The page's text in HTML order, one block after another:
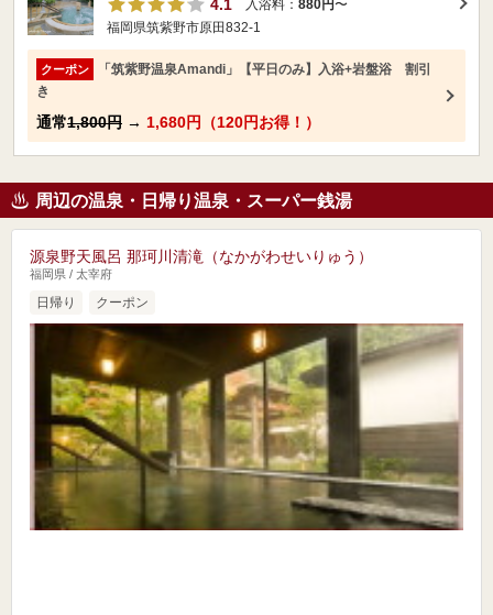
4.1 入浴料： 880円〜
福岡県筑紫野市原田832-1
クーポン
「筑紫野温泉Amandi」【平日のみ】入浴+岩盤浴 割引
き
通常1,800円 → 1,680円（120円お得！）
周辺の温泉・日帰り温泉・スーパー銭湯
源泉野天風呂 那珂川清滝（なかがわせいりゅう）
福岡県 / 太宰府
日帰り クーポン